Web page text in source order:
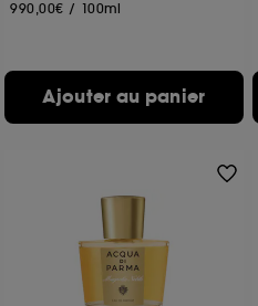
990,00€ / 100ml
Ajouter au panier